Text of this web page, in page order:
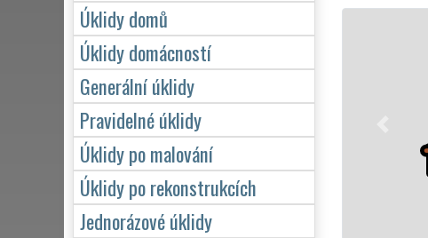
ÚKLID A ÚKLIDOVÉ SLUŽBY
Franchisová síť EXTRA UKLÍZENÍ zajišťuje
Halenkovic profesionální, kvalitní, ale
Poskytujeme náš servis 24 hodin denně, 7
víkendů či státních svátků. Uklidíme vše,
zárukou kvalitně odvedené práce.
Mám zájem o úklid v Halenkovicích
Úklidy domů
Úklidy domácností
Generální úklidy
Pravidelné úklidy
Úklidy po malování
Úklidy po rekonstrukcích
Jednorázové úklidy